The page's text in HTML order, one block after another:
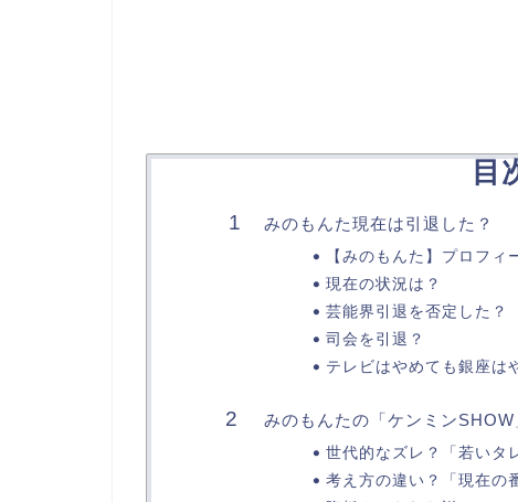
目
みのもんた現在は引退した？
【みのもんた】プロフィ
現在の状況は？
芸能界引退を否定した？
司会を引退？
テレビはやめても銀座は
みのもんたの「ケンミンSHOW
世代的なズレ？「若いタ
考え方の違い？「現在の